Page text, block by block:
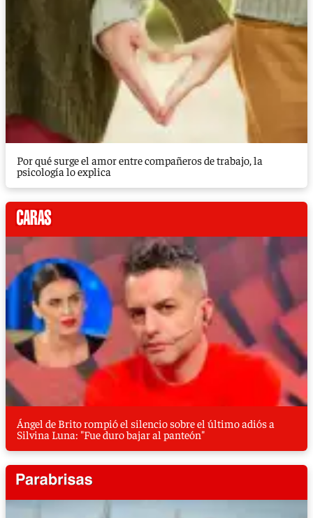
Por qué surge el amor entre compañeros de trabajo, la
psicología lo explica
Ángel de Brito rompió el silencio sobre el último adiós a
Silvina Luna: "Fue duro bajar al panteón"